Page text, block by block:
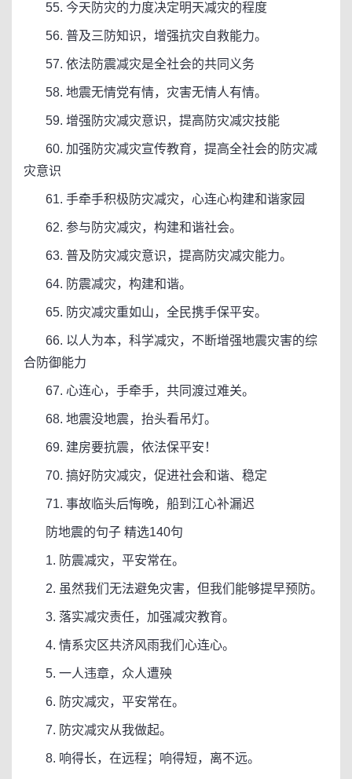
55. 今天防灾的力度决定明天减灾的程度
56. 普及三防知识，增强抗灾自救能力。
57. 依法防震减灾是全社会的共同义务
58. 地震无情党有情，灾害无情人有情。
59. 增强防灾减灾意识，提高防灾减灾技能
60. 加强防灾减灾宣传教育，提高全社会的防灾减
灾意识
61. 手牵手积极防灾减灾，心连心构建和谐家园
62. 参与防灾减灾，构建和谐社会。
63. 普及防灾减灾意识，提高防灾减灾能力。
64. 防震减灾，构建和谐。
65. 防灾减灾重如山，全民携手保平安。
66. 以人为本，科学减灾，不断增强地震灾害的综
合防御能力
67. 心连心，手牵手，共同渡过难关。
68. 地震没地震，抬头看吊灯。
69. 建房要抗震，依法保平安！
70. 搞好防灾减灾，促进社会和谐、稳定
71. 事故临头后悔晚，船到江心补漏迟
防地震的句子 精选140句
1. 防震减灾，平安常在。
2. 虽然我们无法避免灾害，但我们能够提早预防。
3. 落实减灾责任，加强减灾教育。
4. 情系灾区共济风雨我们心连心。
5. 一人违章，众人遭殃
6. 防灾减灾，平安常在。
7. 防灾减灾从我做起。
8. 响得长，在远程；响得短，离不远。